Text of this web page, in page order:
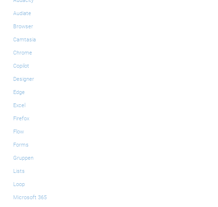
Audiate
Browser
Camtasia
Chrome
Copilot
Designer
Edge
Excel
Firefox
Flow
Forms
Gruppen
Lists
Loop
Microsoft 365